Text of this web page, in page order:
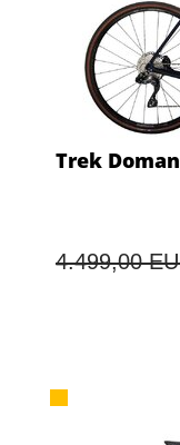
Trek
4.499,00